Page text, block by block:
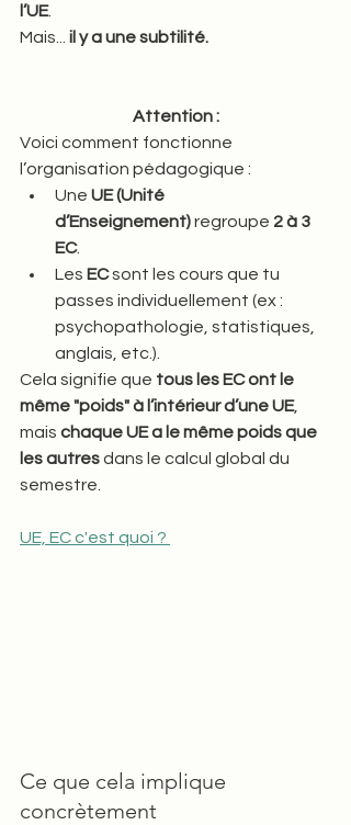
l’UE.
Mais... il y a une subtilité.
Attention :
Voici comment fonctionne
l’organisation pédagogique :
Une UE (Unité
d’Enseignement) regroupe 2 à 3
EC.
Les EC sont les cours que tu
passes individuellement (ex :
psychopathologie, statistiques,
anglais, etc.).
Cela signifie que tous les EC ont le
même "poids" à l’intérieur d’une UE,
mais chaque UE a le même poids que
les autres dans le calcul global du
semestre.
UE, EC c'est quoi ?
Ce que cela implique
concrètement